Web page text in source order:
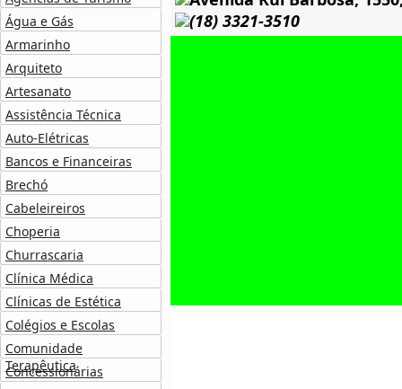
Água e Gás
Armarinho
Arquiteto
Artesanato
Assistência Técnica
Auto-Elétricas
Bancos e Financeiras
Brechó
Cabeleireiros
Choperia
Churrascaria
Clínica Médica
Clínicas de Estética
Colégios e Escolas
Comunidade
Terapêutica
Concessionárias
(18) 3321-3510